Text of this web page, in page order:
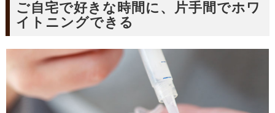
ご自宅で好きな時間に、片手間でホワ
イトニングできる